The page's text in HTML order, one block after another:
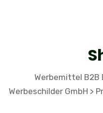
Werbemittel B2B
Werbeschilder GmbH >